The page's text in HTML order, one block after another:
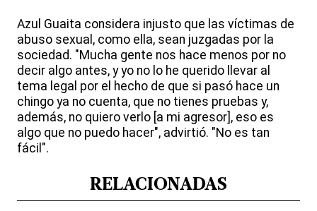
Azul Guaita considera injusto que las víctimas de
abuso sexual, como ella, sean juzgadas por la
sociedad. "Mucha gente nos hace menos por no
decir algo antes, y yo no lo he querido llevar al
tema legal por el hecho de que si pasó hace un
chingo ya no cuenta, que no tienes pruebas y,
además, no quiero verlo [a mi agresor], eso es
algo que no puedo hacer", advirtió. "No es tan
fácil".
RELACIONADAS